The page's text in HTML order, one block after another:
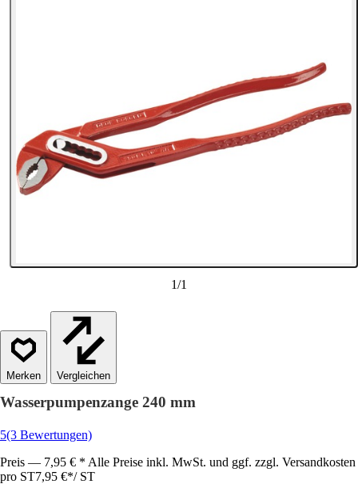
1/1
Vergleichen
Wasserpumpenzange 240 mm
5(3 Bewertungen)
Preis — 7,95 € * Alle Preise inkl. MwSt. und ggf. zzgl. Versandkosten
pro ST7,95 €*/ ST